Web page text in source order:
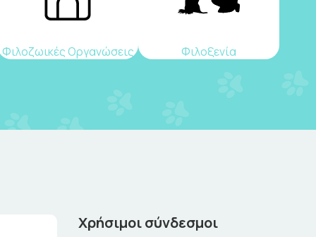
Φιλοζωικές Οργανώσεις Φιλοξενία
Χρήσιμοι σύνδεσμοι